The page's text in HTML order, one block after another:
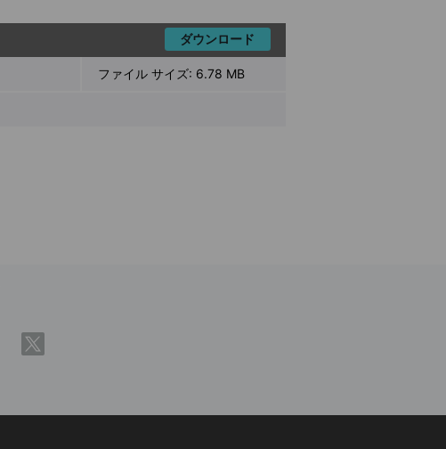
ダウンロード
ファイル サイズ: 6.78 MB